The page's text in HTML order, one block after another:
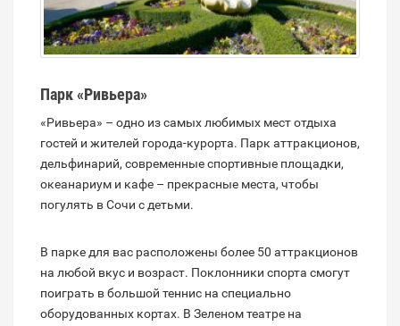
Парк «Ривьера»
«Ривьера» – одно из самых любимых мест отдыха
гостей и жителей города-курорта. Парк аттракционов,
дельфинарий, современные спортивные площадки,
океанариум и кафе – прекрасные места, чтобы
погулять в Сочи с детьми.
В парке для вас расположены более 50 аттракционов
на любой вкус и возраст. Поклонники спорта смогут
поиграть в большой теннис на специально
оборудованных кортах. В Зеленом театре на